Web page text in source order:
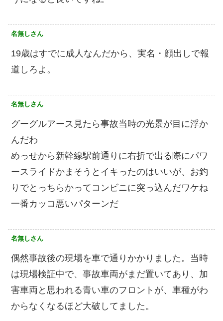
名無しさん
19歳はすでに成人なんだから、実名・顔出しで報
道しろよ。
名無しさん
グーグルアース見たら事故当時の光景が目に浮か
んだわ
めっせから新幹線駅前通りに右折で出る際にパワ
ースライドかまそうとイキったのはいいが、お釣
りでとっちらかってコンビニに突っ込んだワケね
一番カッコ悪いパターンだ
名無しさん
偶然事故後の現場を車で通りかかりました。当時
は現場検証中で、事故車両がまだ置いてあり、加
害車両と思われる青い車のフロントが、車種がわ
からなくなるほど大破してました。